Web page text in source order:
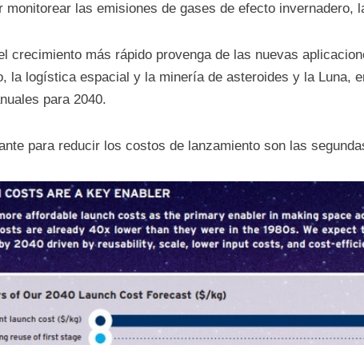
monitorear las emisiones de gases de efecto invernadero,
crecimiento más rápido provenga de las nuevas
la logística espacial y la minería de asteroides y la Luna,
para 2040.
para reducir los costos de lanzamiento son las